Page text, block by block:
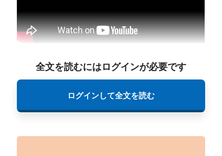
全文を読むにはログインが必要です
ログインして全文を読む